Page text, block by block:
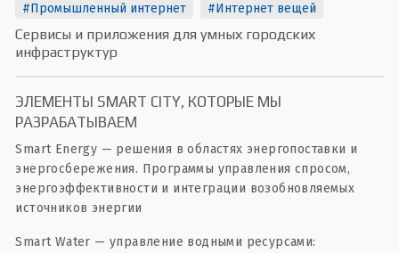
#Промышленный интернет #Интернет вещей
Сервисы и приложения для умных городских
инфраструктур
ЭЛЕМЕНТЫ SMART CITY, КОТОРЫЕ МЫ
РАЗРАБАТЫВАЕМ
Smart Energy — решения в областях энергопоставки и
энергосбережения. Программы управления спросом,
энергоэффективности и интеграции возобновляемых
источников энергии
Smart Water — управление водными ресурсами: